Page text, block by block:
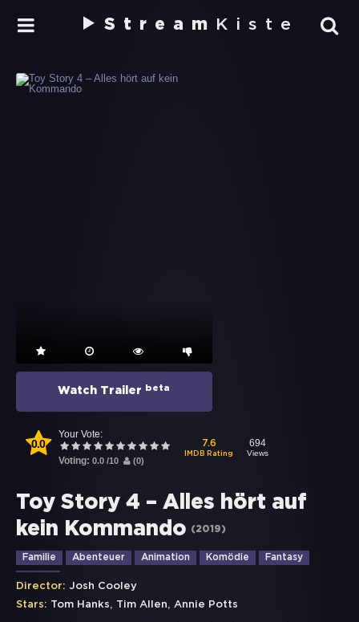
Stream Kiste
Watch Trailer beta
0.0
Your Vote:
Voting: 0.0 /10 (0)
7.6
IMDB Rating
694
Views
Toy Story 4 – Alles hört auf
kein Kommando
(2019)
Familie Abenteuer Animation Komödie Fantasy
Director: Josh Cooley
Stars: Tom Hanks, Tim Allen, Annie Potts